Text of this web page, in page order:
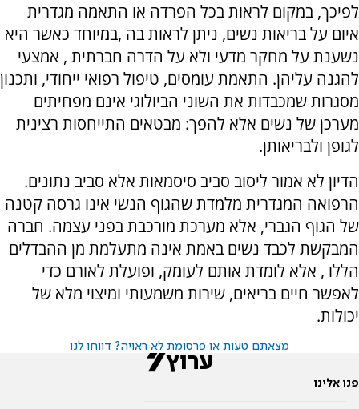
לפיכך, במקום לראות בכל הפרדה או התאמה מגדרית
איום על בריאות נשים, ניתן לראות בה ,במיוחד כאשר היא
נשענת על מחקר מדעי ולא על הדרה חברתית , אמצעי
להגנה עליהן. התאמת עומסים, טיפול רפואי ייחודי, ותכנון
מסגרות שמכבדות את השוני הביולוגי אינם מפחיתים
מערכן של נשים אלא להפך: מבטאים התייחסות רצינית
לגופן ולבריאותן.
הדיון לא אמור ליסוב סביב סיסמאות אלא סביב נתונים.
הרפואה המגדרית מלמדת שהגוף הנשי אינו גרסה קטנה
של הגוף הגברי, אלא מערכת מורכבת בפני עצמה. חברה
המבקשת לכבד נשים באמת אינה מתעלמת מן ההבדלים
הללו , אלא לומדת אותם לעומק, ופועלת לאורם כדי
לאפשר חיים בריאים, שירות משמעותי ומיצוי מלא של
יכולות.
מצאתם טעות או פרסומת לא ראויה? דווחו לנו
פנו אלינו